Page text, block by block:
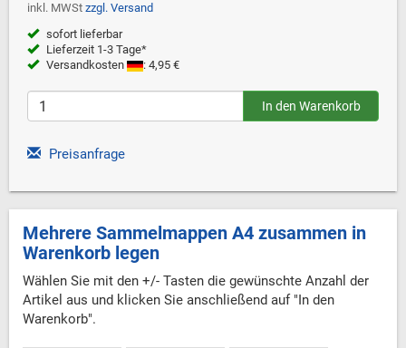
inkl. MWSt zzgl. Versand
sofort lieferbar
Lieferzeit 1-3 Tage*
Versandkosten
: 4,95 €
Preisanfrage
Mehrere Sammelmappen A4 zusammen in
Warenkorb legen
Wählen Sie mit den +/- Tasten die gewünschte Anzahl der
Artikel aus und klicken Sie anschließend auf "In den
Warenkorb".